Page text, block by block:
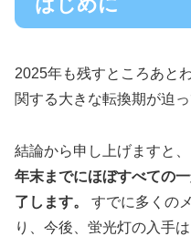
2025年も残すところあと
関する大きな転換期が迫っ
結論から申し上げますと、
年末までにほぼすべての
了します。
すでに多くの
り、今後、蛍光灯の入手